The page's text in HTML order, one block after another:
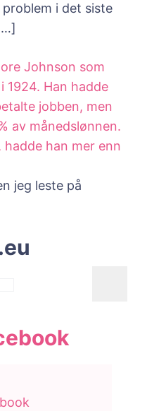
i det siste
Johnson som
1924. Han hadde
jobben, men
av månedslønnen.
hadde han mer enn
jeg leste på